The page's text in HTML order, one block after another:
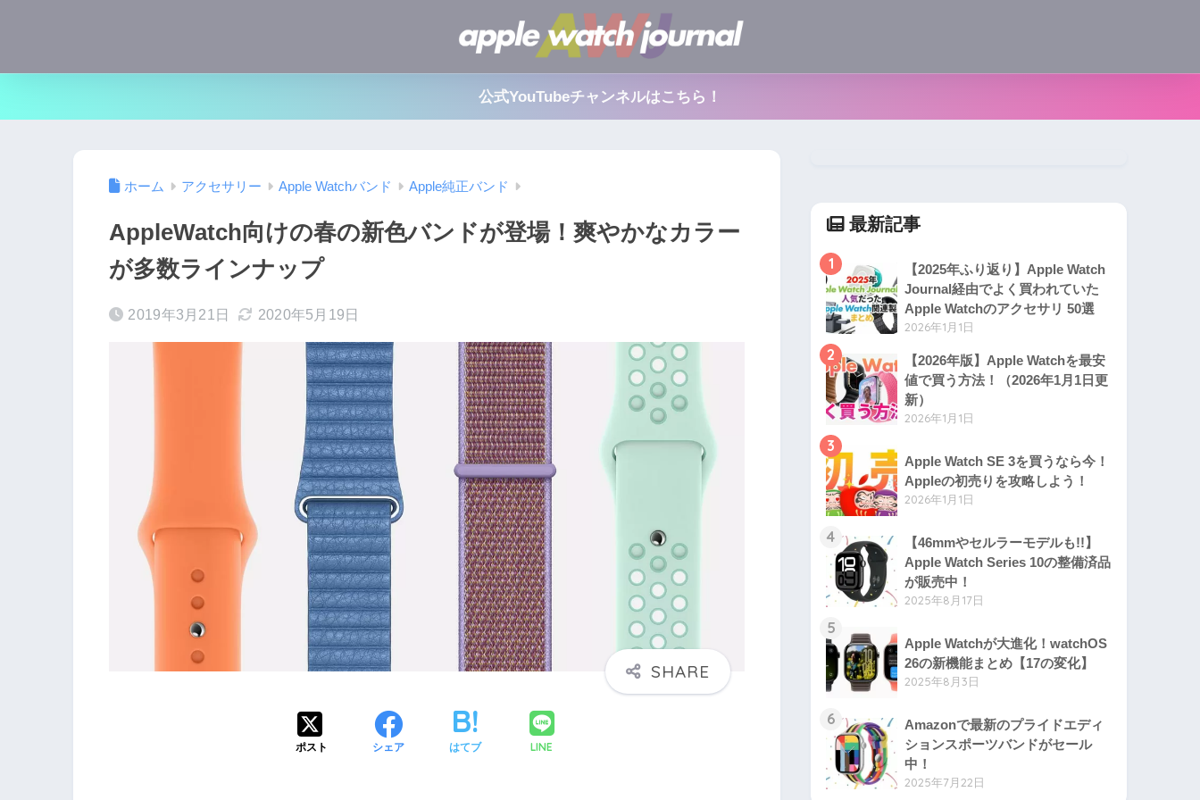
公式YouTubeチャンネルはこちら！
ホーム アクセサリー Apple Watchバンド Apple純正バンド
AppleWatch向けの春の新色バンドが登場！爽やかなカラー
が多数ラインナップ
2019年3月21日 2020年5月19日
ポスト シェア はてブ LINE
最新記事
1
【2025年ふり返り】Apple Watch
Journal経由でよく買われていた
Apple Watchのアクセサリ 50選
2026年1月1日
2
【2026年版】Apple Watchを最安
値で買う方法！（2026年1月1日更
新）
2026年1月1日
3
Apple Watch SE 3を買うなら今！
Appleの初売りを攻略しよう！
2026年1月1日
4
【46mmやセルラーモデルも!!】
Apple Watch Series 10の整備済品
が販売中！
2025年8月17日
5
Apple Watchが大進化！watchOS
26の新機能まとめ【17の変化】
2025年8月3日
6
Amazonで最新のプライドエディ
ションスポーツバンドがセール
中！
2025年7月22日